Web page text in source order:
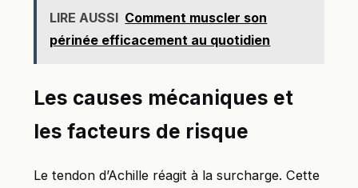
LIRE AUSSI Comment muscler son
périnée efficacement au quotidien
Les causes mécaniques et
les facteurs de risque
Le tendon d’Achille réagit à la surcharge. Cette